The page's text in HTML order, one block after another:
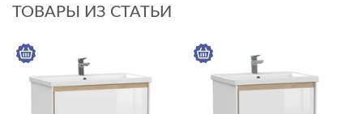
ТОВАРЫ ИЗ СТАТЬИ